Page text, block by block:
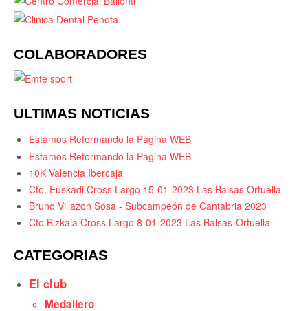
COLABORADORES
ULTIMAS NOTICIAS
Estamos Reformando la Página WEB
Estamos Reformando la Página WEB
10K Valencia Ibercaja
Cto. Euskadi Cross Largo 15-01-2023 Las Balsas Ortuella
Bruno Villazon Sosa - Subcampeón de Cantabria 2023
Cto Bizkaia Cross Largo 8-01-2023 Las Balsas-Ortuella
CATEGORIAS
El club
Medallero